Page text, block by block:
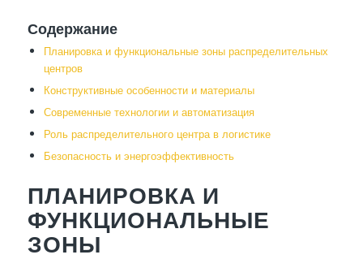
Содержание
Планировка и функциональные зоны распределительных
центров
Конструктивные особенности и материалы
Современные технологии и автоматизация
Роль распределительного центра в логистике
Безопасность и энергоэффективность
ПЛАНИРОВКА И
ФУНКЦИОНАЛЬНЫЕ
ЗОНЫ